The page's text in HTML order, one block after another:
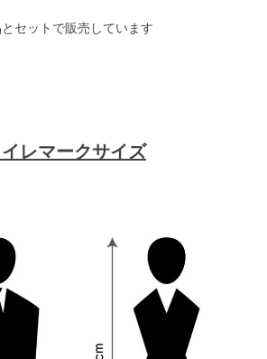
セットで販売しています
イレマークサイズ